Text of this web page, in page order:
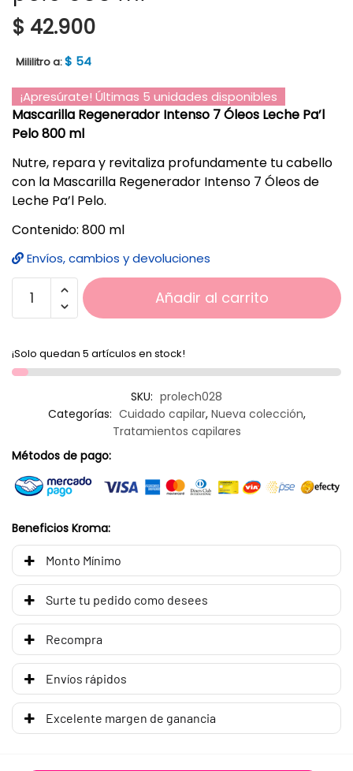
$ 42.900
Mililitro a:$ 54
¡Apresúrate! Últimas 5 unidades disponibles
Mascarilla Regenerador Intenso 7 Óleos Leche Pa’l
Pelo 800 ml
Nutre, repara y revitaliza profundamente tu cabello
con la Mascarilla Regenerador Intenso 7 Óleos de
Leche Pa’l Pelo.
Contenido: 800 ml
Envíos, cambios y devoluciones
Añadir al carrito
¡Solo quedan 5 artículos en stock!
SKU: prolech028
Categorías: Cuidado capilar, Nueva colección,
Tratamientos capilares
Métodos de pago:
Beneficios Kroma:
Monto Mínimo
Surte tu pedido como desees
Recompra
Envíos rápidos
Excelente margen de ganancia